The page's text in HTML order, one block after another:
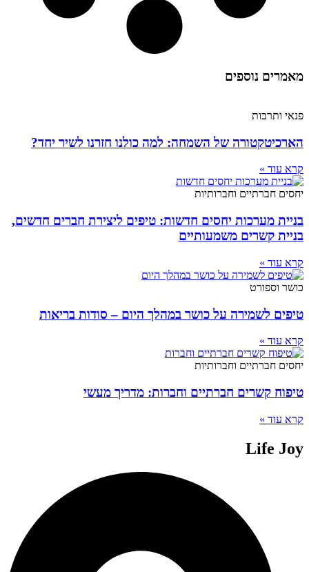
מאמרים נוספים
פנאי ותרבות
הארכיטקטורה של השמחה: למה כולנו חזרנו לשיר יחד?
קרא עוד »
יחסים חברתיים וחברותיות
בניית מערכות יחסים חדשות: טיפים ליצירת חברים חדשים,
בניית קשרים משמעותיים
קרא עוד »
כושר וספורט
טיפים לשמירה על כושר במהלך היום – סודות בריאות
קרא עוד »
יחסים חברתיים וחברותיות
טיפוח קשרים חברתיים וחברות: מדריך מעשי
קרא עוד »
Life Joy